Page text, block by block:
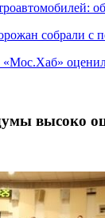
собрали
высоко